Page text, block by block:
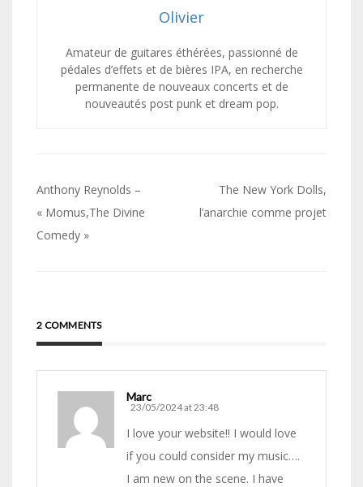
Olivier
Amateur de guitares éthérées, passionné de
pédales d’effets et de bières IPA, en recherche
permanente de nouveaux concerts et de
nouveautés post punk et dream pop.
Navigation
de
l’article
Anthony Reynolds –
« Momus,The Divine
Comedy »
The New York Dolls,
l’anarchie comme projet
2 COMMENTS
Marc
23/05/2024 at 23:48
I love your website!! I would love
if you could consider my music….
I am new on the scene. I have